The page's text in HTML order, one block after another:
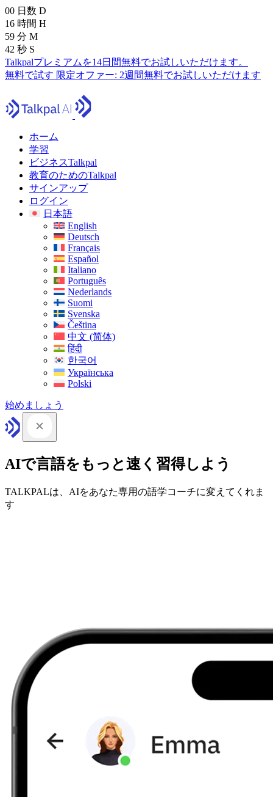
00 日数 D
16 時間 H
59 分 M
41 秒 S
Talkpalプレミアムを14日間無料でお試しいただけます。
無料で試す 限定オファー: 2週間無料でお試しいただけます
ホーム
学習
ビジネスTalkpal
教育のためのTalkpal
サインアップ
ログイン
日本語
English
Deutsch
Français
Español
Italiano
Português
Nederlands
Suomi
Svenska
Čeština
中文 (简体)
हिंदी
한국어
Українська
Polski
始めましょう
AIで言語をもっと速く習得しよう
TALKPALは、AIをあなた専用の語学コーチに変えてくれま
す